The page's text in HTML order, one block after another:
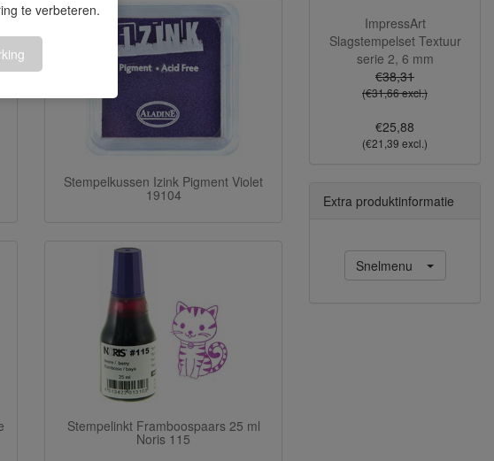
te verbeteren.
Stempelkussen Izink Pigment Violet
19104
Stempelinkt Framboospaars 25 ml
Noris 115
ImpressArt
Slagstempelset Textuur
serie 2, 6 mm
€38,31
(€31,66 excl.)
€25,88
(€21,39 excl.)
Extra produktinformatie
Snelmenu